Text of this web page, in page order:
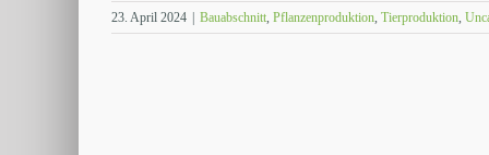
23. April 2024 Bauabschnitt, Pflanzenproduktion, Tierproduktion,